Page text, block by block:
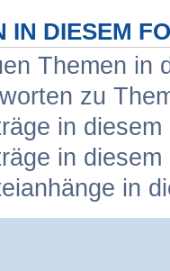
IN DIESEM
Themen in
zu
in
in
in